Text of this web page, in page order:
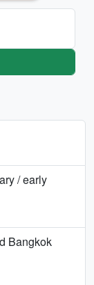
/ early
Bangkok